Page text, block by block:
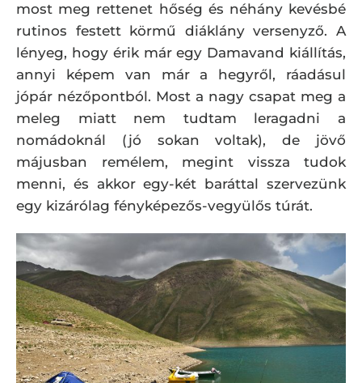
most meg rettenet hőség és néhány kevésbé
rutinos festett körmű diáklány versenyző. A
lényeg, hogy érik már egy Damavand kiállítás,
annyi képem van már a hegyről, ráadásul
jópár nézőpontból. Most a nagy csapat meg a
meleg miatt nem tudtam leragadni a
nomádoknál (jó sokan voltak), de jövő
májusban remélem, megint vissza tudok
menni, és akkor egy-két baráttal szervezünk
egy kizárólag fényképezős-vegyülős túrát.